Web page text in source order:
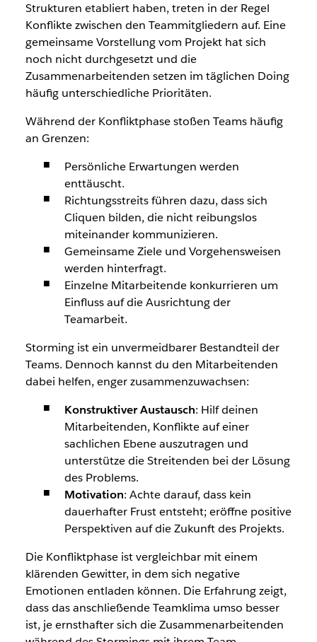
Strukturen etabliert haben, treten in der Regel
Konflikte zwischen den Teammitgliedern auf. Eine
gemeinsame Vorstellung vom Projekt hat sich
noch nicht durchgesetzt und die
Zusammenarbeitenden setzen im täglichen Doing
häufig unterschiedliche Prioritäten.
Während der Konfliktphase stoßen Teams häufig
an Grenzen:
Persönliche Erwartungen werden
enttäuscht.
Richtungsstreits führen dazu, dass sich
Cliquen bilden, die nicht reibungslos
miteinander kommunizieren.
Gemeinsame Ziele und Vorgehensweisen
werden hinterfragt.
Einzelne Mitarbeitende konkurrieren um
Einfluss auf die Ausrichtung der
Teamarbeit.
Storming ist ein unvermeidbarer Bestandteil der
Teams. Dennoch kannst du den Mitarbeitenden
dabei helfen, enger zusammenzuwachsen:
Konstruktiver Austausch: Hilf deinen
Mitarbeitenden, Konflikte auf einer
sachlichen Ebene auszutragen und
unterstütze die Streitenden bei der Lösung
des Problems.
Motivation: Achte darauf, dass kein
dauerhafter Frust entsteht; eröffne positive
Perspektiven auf die Zukunft des Projekts.
Die Konfliktphase ist vergleichbar mit einem
klärenden Gewitter, in dem sich negative
Emotionen entladen können. Die Erfahrung zeigt,
dass das anschließende Teamklima umso besser
ist, je ernsthafter sich die Zusammenarbeitenden